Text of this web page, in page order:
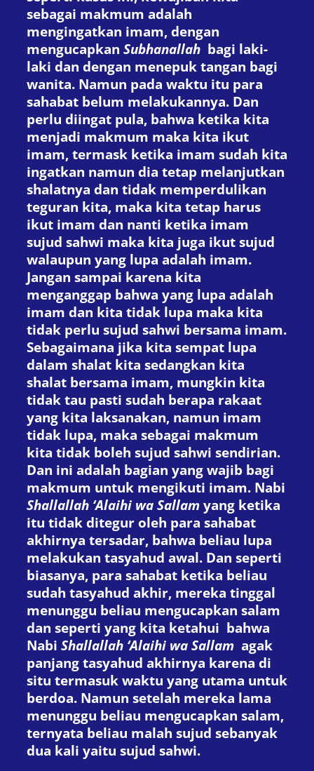
sebagai makmum adalah
mengingatkan imam, dengan
mengucapkan Subhanallah bagi laki-
laki dan dengan menepuk tangan bagi
wanita. Namun pada waktu itu para
sahabat belum melakukannya. Dan
perlu diingat pula, bahwa ketika kita
menjadi makmum maka kita ikut
imam, termask ketika imam sudah kita
ingatkan namun dia tetap melanjutkan
shalatnya dan tidak memperdulikan
teguran kita, maka kita tetap harus
ikut imam dan nanti ketika imam
sujud sahwi maka kita juga ikut sujud
walaupun yang lupa adalah imam.
Jangan sampai karena kita
menganggap bahwa yang lupa adalah
imam dan kita tidak lupa maka kita
tidak perlu sujud sahwi bersama imam.
Sebagaimana jika kita sempat lupa
dalam shalat kita sedangkan kita
shalat bersama imam, mungkin kita
tidak tau pasti sudah berapa rakaat
yang kita laksanakan, namun imam
tidak lupa, maka sebagai makmum
kita tidak boleh sujud sahwi sendirian.
Dan ini adalah bagian yang wajib bagi
makmum untuk mengikuti imam. Nabi
Shallallah ‘Alaihi wa Sallam yang ketika
itu tidak ditegur oleh para sahabat
akhirnya tersadar, bahwa beliau lupa
melakukan tasyahud awal. Dan seperti
biasanya, para sahabat ketika beliau
sudah tasyahud akhir, mereka tinggal
menunggu beliau mengucapkan salam
dan seperti yang kita ketahui bahwa
Nabi Shallallah ‘Alaihi wa Sallam agak
panjang tasyahud akhirnya karena di
situ termasuk waktu yang utama untuk
berdoa. Namun setelah mereka lama
menunggu beliau mengucapkan salam,
ternyata beliau malah sujud sebanyak
dua kali yaitu sujud sahwi.